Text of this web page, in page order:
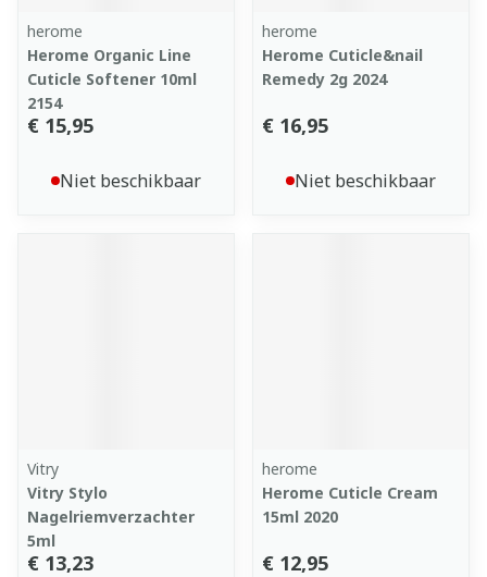
herome
Herome Organic Line
Cuticle Softener 10ml
2154
€ 15,95
Niet beschikbaar
herome
Herome Cuticle&nail
Remedy 2g 2024
€ 16,95
Niet beschikbaar
Vitry
Vitry Stylo
Nagelriemverzachter
5ml
€ 13,23
herome
Herome Cuticle Cream
15ml 2020
€ 12,95